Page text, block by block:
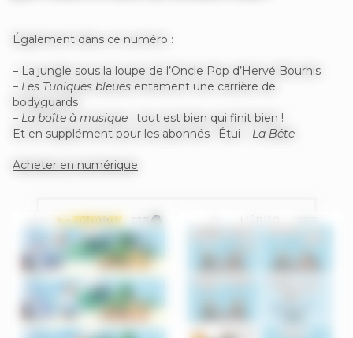
Également dans ce numéro :
– La jungle sous la loupe de l’Oncle Pop d’Hervé Bourhis
– Les Tuniques bleues entament une carrière de
bodyguards
– La boîte à musique : tout est bien qui finit bien !
Et en supplément pour les abonnés : Étui – La Bête
Acheter en numérique